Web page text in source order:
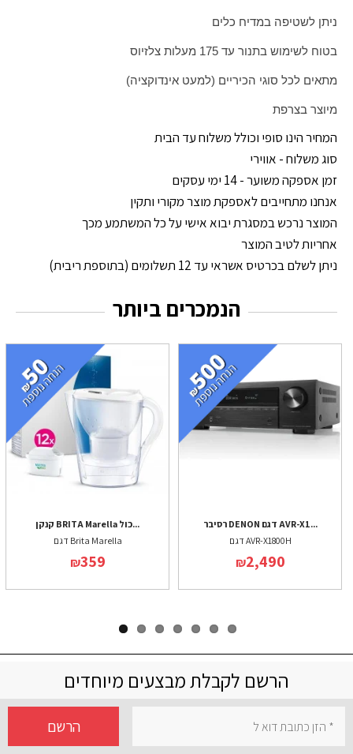
ניתן לשטיפה במדיח כלים
בטוח לשימוש בתנור עד 175 מעלות צלזיוס
מתאים לכל סוגי הכיריים (למעט אינדוקציה)
מיוצר בצרפת
המחיר הינו סופי וכולל משלוח עד הבית
סוג משלוח - אווירי
זמן אספקה משוער - 14 ימי עסקים
אנחנו מתחייבים לאספקת מוצר מקורי ותקין
המוצר נרכש במסגרת יבוא אישי על כל המשתמע מכך
אחריות לטיב המוצר
ניתן לשלם בכרטיס אשראי עד 12 תשלומים (בתוספת ריבית)
הנמכרים ביותר
קנקן BRITA Marella כול...
דגם Brita Marella
₪359
רסיבר DENON דגם AVR-X1...
דגם AVR-X1800H
₪2,490
הרשם לקבלת מבצעים מיוחדים
הרשם